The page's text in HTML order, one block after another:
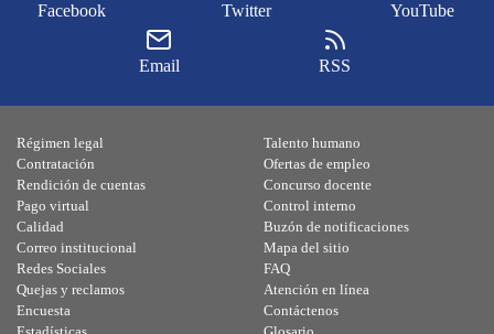
Facebook Twitter YouTube
Email RSS
Régimen legal
Contratación
Rendición de cuentas
Pago virtual
Calidad
Talento humano
Ofertas de empleo
Concurso docente
Control interno
Buzón de notificaciones
Correo institucional
Redes Sociales
Quejas y reclamos
Encuesta
Mapa del sitio
FAQ
Atención en línea
Contáctenos